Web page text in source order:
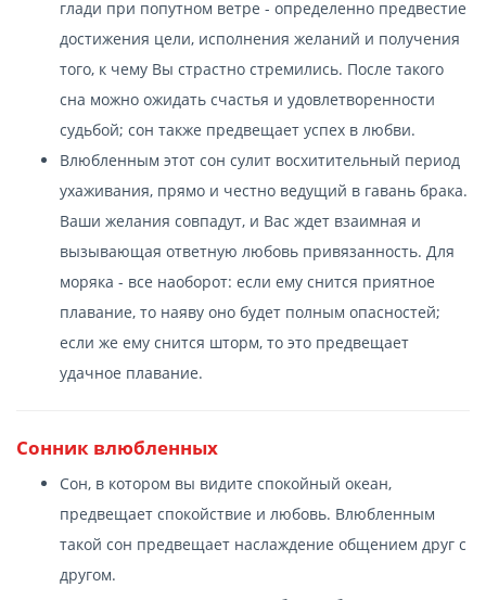
глади при попутном ветре - определенно предвестие
достижения цели, исполнения желаний и получения
того, к чему Вы страстно стремились. После такого
сна можно ожидать счастья и удовлетворенности
судьбой; сон также предвещает успех в любви.
Влюбленным этот сон сулит восхитительный период
ухаживания, прямо и честно ведущий в гавань брака.
Ваши желания совпадут, и Вас ждет взаимная и
вызывающая ответную любовь привязанность. Для
моряка - все наоборот: если ему снится приятное
плавание, то наяву оно будет полным опасностей;
если же ему снится шторм, то это предвещает
удачное плавание.
Сонник влюбленных
Сон, в котором вы видите спокойный океан,
предвещает спокойствие и любовь. Влюбленным
такой сон предвещает наслаждение общением друг с
другом.